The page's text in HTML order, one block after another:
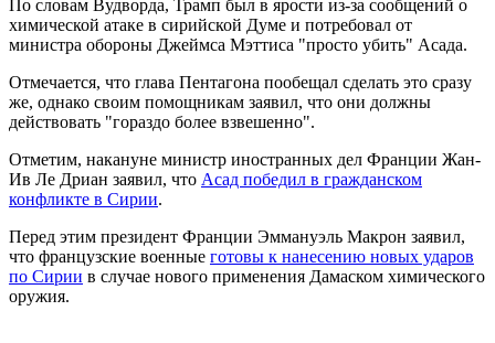
По словам Вудворда, Трамп был в ярости из-за сообщений о
химической атаке в сирийской Думе и потребовал от
министра обороны Джеймса Мэттиса "просто убить" Асада.
Отмечается, что глава Пентагона пообещал сделать это сразу
же, однако своим помощникам заявил, что они должны
действовать "гораздо более взвешенно".
Отметим, накануне министр иностранных дел Франции Жан-
Ив Ле Дриан заявил, что Асад победил в гражданском
конфликте в Сирии.
Перед этим президент Франции Эммануэль Макрон заявил,
что французские военные готовы к нанесению новых ударов
по Сирии в случае нового применения Дамаском химического
оружия.